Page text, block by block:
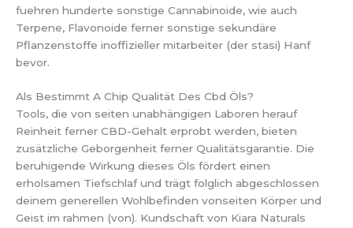
fuehren hunderte sonstige Cannabinoide, wie auch
Terpene, Flavonoide ferner sonstige sekundäre
Pflanzenstoffe inoffizieller mitarbeiter (der stasi) Hanf
bevor.
Als Bestimmt A Chip Qualität Des Cbd Öls?
Tools, die von seiten unabhängigen Laboren herauf
Reinheit ferner CBD-Gehalt erprobt werden, bieten
zusätzliche Geborgenheit ferner Qualitätsgarantie. Die
beruhigende Wirkung dieses Öls fördert einen
erholsamen Tiefschlaf und trägt folglich abgeschlossen
deinem generellen Wohlbefinden vonseiten Körper und
Geist im rahmen (von). Kundschaft von Kiara Naturals